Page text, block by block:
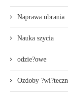
Naprawa ubrania
Nauka szycia
odzie?owe
Ozdoby